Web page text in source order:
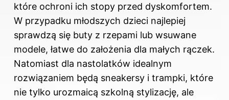
które ochroni ich stopy przed dyskomfortem.
W przypadku młodszych dzieci najlepiej
sprawdzą się buty z rzepami lub wsuwane
modele, łatwe do założenia dla małych rączek.
Natomiast dla nastolatków idealnym
rozwiązaniem będą sneakersy i trampki, które
nie tylko urozmaicą szkolną stylizację, ale